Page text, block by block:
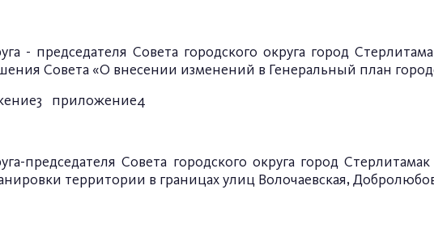
- председателя Совета городского округа город
Совета «О внесении изменений в Генеральный план
приложение4
председателя Совета городского округа город Стерлитамак
территории в границах улиц Волочаевская,